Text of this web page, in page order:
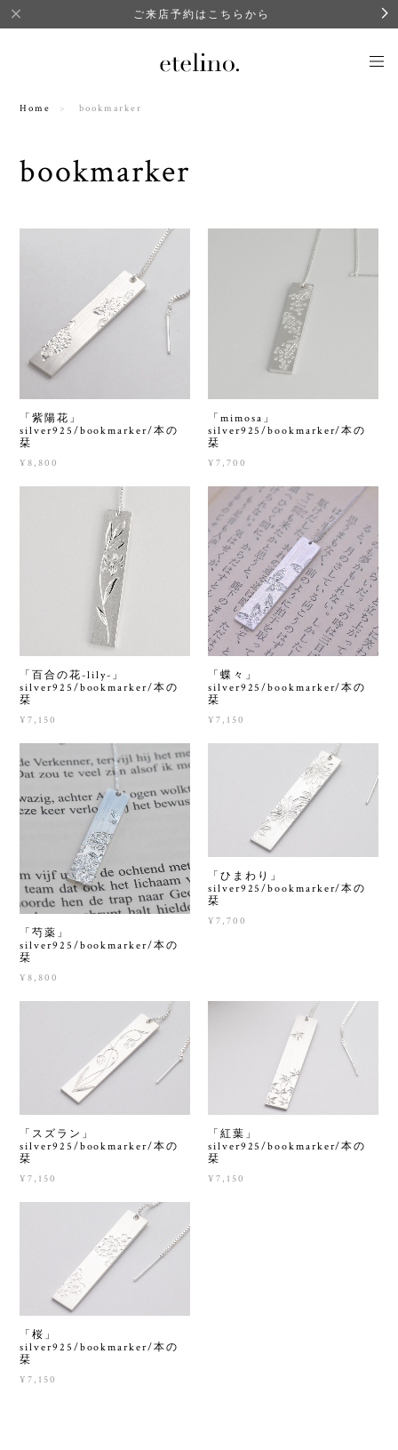
ご来店予約はこちらから
Home bookmarker
bookmarker
「紫陽花」
silver925/bookmarker/本の
栞
¥8,800
「mimosa」
silver925/bookmarker/本の
栞
¥7,700
「百合の花-lily-」
silver925/bookmarker/本の
栞
¥7,150
「蝶々」
silver925/bookmarker/本の
栞
¥7,150
「芍薬」
silver925/bookmarker/本の
栞
¥8,800
「ひまわり」
silver925/bookmarker/本の
栞
¥7,700
「スズラン」
silver925/bookmarker/本の
栞
¥7,150
「紅葉」
silver925/bookmarker/本の
栞
¥7,150
「桜」
silver925/bookmarker/本の
栞
¥7,150